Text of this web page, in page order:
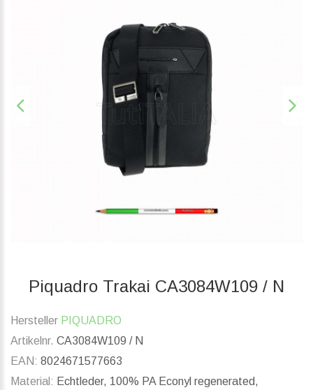
Piquadro Trakai CA3084W109 / N
Hersteller PIQUADRO
Artikelnr. CA3084W109 / N
EAN: 8024671577663
Material: Echtleder, 100% PA Econyl regenerated,